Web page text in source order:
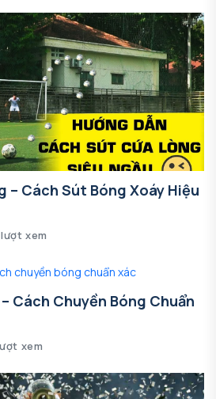
– Cách Sút Bóng Xoáy Hiệu
xem
Cách Chuyền Bóng Chuẩn
xem